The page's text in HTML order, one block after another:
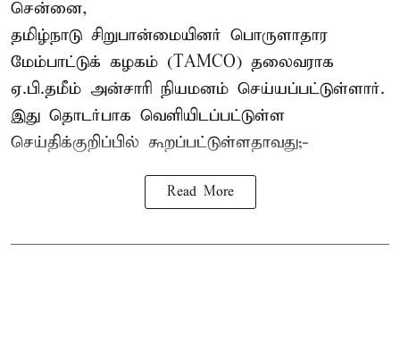
சென்னை,
தமிழ்நாடு சிறுபான்மையினர் பொருளாதார
மேம்பாட்டுக் கழகம் (TAMCO) தலைவராக
ஏ.பி.தமீம் அன்சாரி நியமனம் செய்யப்பட்டுள்ளார்.
இது தொடர்பாக வெளியிடப்பட்டுள்ள
செய்திக்குறிப்பில் கூறப்பட்டுள்ளதாவது;-
Read More